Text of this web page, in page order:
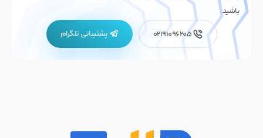
باشید.
02191096205
پشتیبانی تلگرام